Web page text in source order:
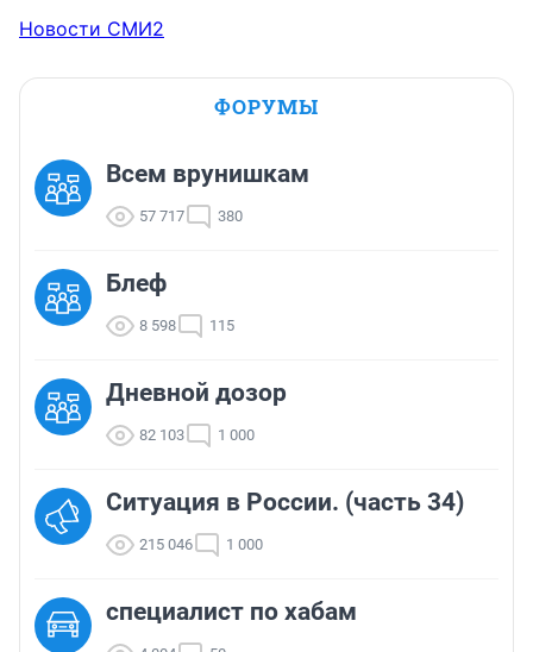
Новости СМИ2
ФОРУМЫ
Всем врунишкам
57 717 380
Блеф
8 598 115
Дневной дозор
82 103 1 000
Ситуация в России. (часть 34)
215 046 1 000
cпециалист по хабам